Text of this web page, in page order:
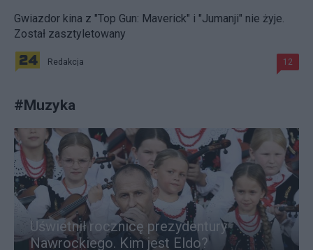
Gwiazdor kina z "Top Gun: Maverick" i "Jumanji" nie żyje.
Został zasztyletowany
Redakcja 12
#Muzyka
Uświetnił rocznicę prezydentury
Nawrockiego. Kim jest Eldo?